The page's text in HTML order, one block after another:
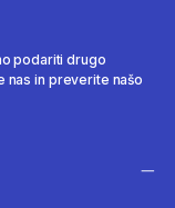
podariti drugo
nas in preverite našo